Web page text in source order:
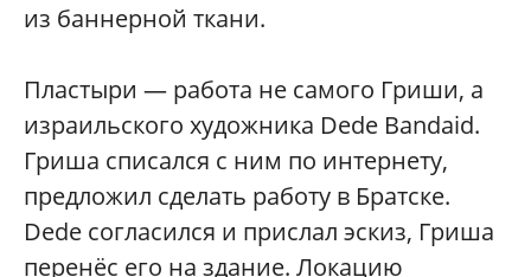
из баннерной ткани.
Пластыри — работа не самого Гриши, а
израильского художника Dede Bandaid.
Гриша списался с ним по интернету,
предложил сделать работу в Братске.
Dede согласился и прислал эскиз, Гриша
перенёс его на здание. Локацию